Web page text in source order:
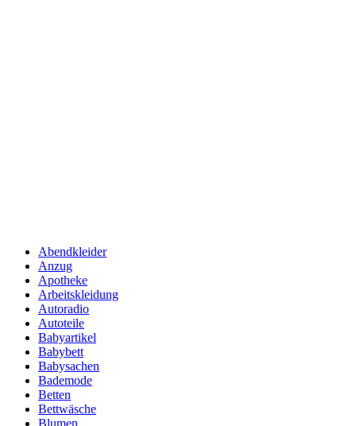
Abendkleider
Anzug
Apotheke
Arbeitskleidung
Autoradio
Autoteile
Babyartikel
Babybett
Babysachen
Bademode
Betten
Bettwäsche
Blumen